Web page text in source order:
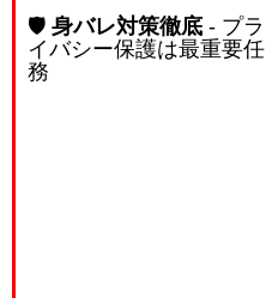
🛡️ 身バレ対策徹底 - プラ
イバシー保護は最重要任
務